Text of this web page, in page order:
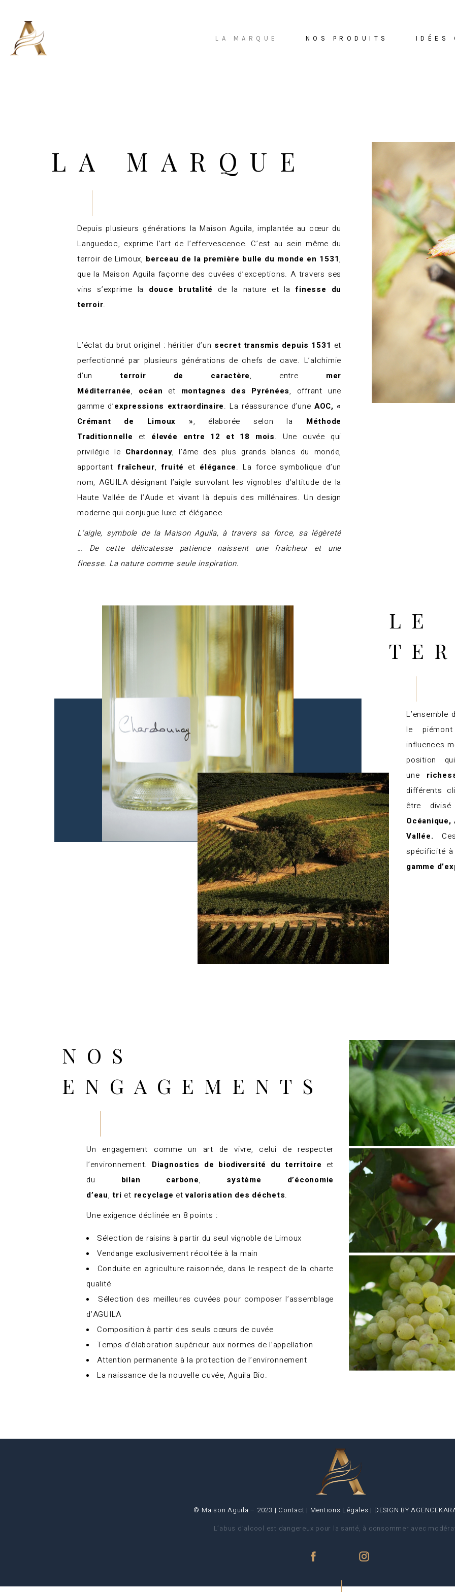
LA MARQUE NOS PRODUITS IDÉES
LA MARQUE
Depuis plusieurs générations la Maison Aguila, implantée au cœur du
Languedoc, exprime l’art de l’effervescence. C’est au sein même du
terroir de Limoux, berceau de la première bulle du monde en 1531,
que la Maison Aguila façonne des cuvées d’exceptions. A travers ses
vins s’exprime la douce brutalité de la nature et lafinesse du
terroir.
L’éclat du brut originel : héritier d’un secret transmis depuis 1531 et
perfectionné par plusieurs générations de chefs de cave. L’alchimie
d’unterroir de caractère, entre mer
Méditerranée, océan et montagnes des Pyrénées, offrant une
gamme d’expressions extraordinaire. La réassurance d’une AOC, «
Crémant de Limoux », élaborée selon la Méthode
Traditionnelle et élevée entre 12 et 18 mois. Une cuvée qui
privilégie le Chardonnay, l’âme des plus grands blancs du monde,
apportantfraîcheur, fruité et élégance. La force symbolique d’un
nom, AGUILA désignant l’aigle survolant les vignobles d’altitude de la
Haute Vallée de l’Aude et vivant là depuis des millénaires. Un design
moderne qui conjugue luxe et élégance
L’aigle, symbole de la Maison Aguila, à travers sa force, sa légèreté
… De cette délicatesse patience naissent une fraîcheur et une
finesse. La nature comme seule inspiration.
LE
le
influences
position
une
différents
être
Vallée.
spécificité à
gamme
NOS
ENGAGEMENTS
Un engagement comme un art de vivre, celui de respecter
l’environnement. Diagnostics de biodiversité du territoire et
du bilan carbone, système d’économie
d’eau,tri et recyclage etvalorisation des déchets.
Une exigence déclinée en 8 points :
Sélection de raisins à partir du seul vignoble de Limoux
Vendange exclusivement récoltée à la main
Conduite en agriculture raisonnée, dans le respect de la charte
qualité
Sélection des meilleures cuvées pour composer l’assemblage
d’AGUILA
Composition à partir des seuls cœurs de cuvée
Temps d’élaboration supérieur aux normes de l’appellation
Attention permanente à la protection de l’environnement
La naissance de la nouvelle cuvée, Aguila Bio.
© Maison Aguila – 2023 | Contact | Mentions Légales | DESIGN BY
L’abus d’alcool est dangereux pour la santé, à consommer avec